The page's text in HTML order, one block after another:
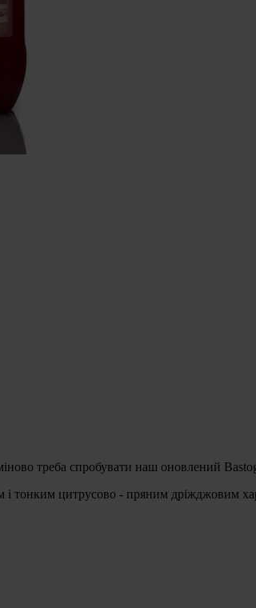
треба спробувати наш оновлений
і тонким цитрусово - пряним дріжджовим